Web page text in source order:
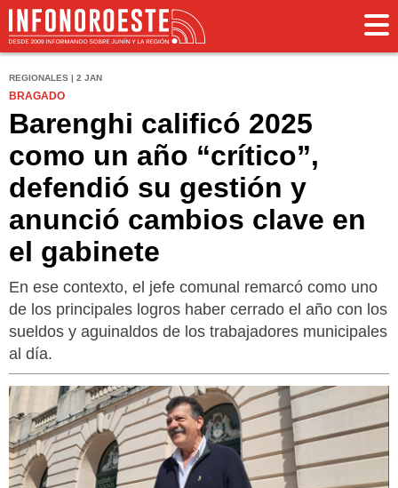
REGIONALES | 2 JAN
BRAGADO
Barenghi calificó 2025
como un año “crítico”,
defendió su gestión y
anunció cambios clave en
el gabinete
En ese contexto, el jefe comunal remarcó como uno
de los principales logros haber cerrado el año con los
sueldos y aguinaldos de los trabajadores municipales
al día.